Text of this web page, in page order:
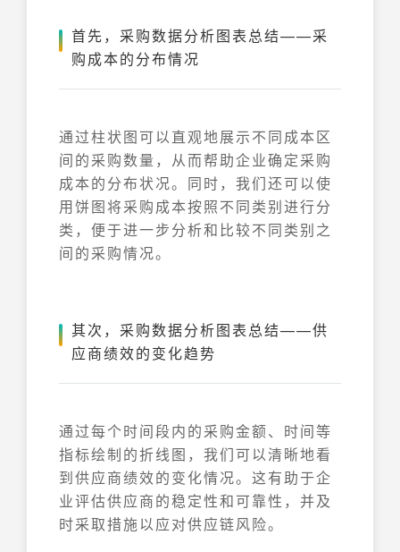
首先，采购数据分析图表总结——采
购成本的分布情况
通过柱状图可以直观地展示不同成本区
间的采购数量，从而帮助企业确定采购
成本的分布状况。同时，我们还可以使
用饼图将采购成本按照不同类别进行分
类，便于进一步分析和比较不同类别之
间的采购情况。
其次，采购数据分析图表总结——供
应商绩效的变化趋势
通过每个时间段内的采购金额、时间等
指标绘制的折线图，我们可以清晰地看
到供应商绩效的变化情况。这有助于企
业评估供应商的稳定性和可靠性，并及
时采取措施以应对供应链风险。